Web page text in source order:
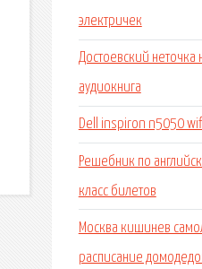
электричек
Достоевский неточка
аудиокнига
Dell inspiron n5050
Решебник по
класс билетов
Москва кишинев
расписание